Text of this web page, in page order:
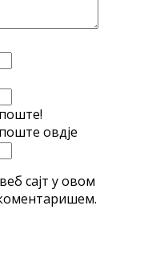
овдје
сајт у овом